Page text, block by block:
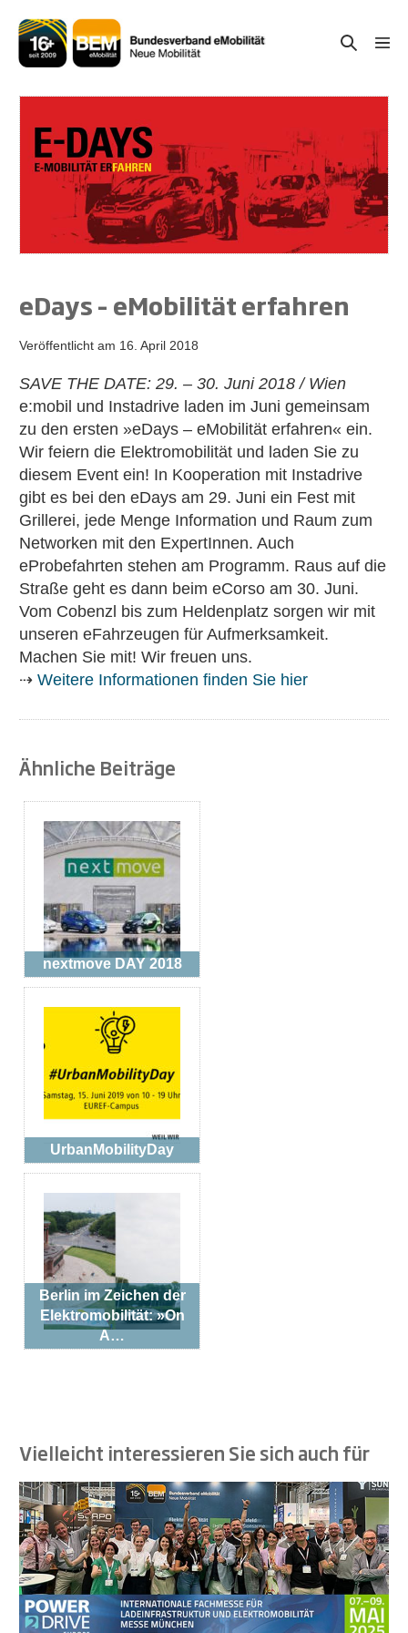
Inhalt
springen
Suche-
eDays – eMobilität erfahren
Veröffentlicht am 16. April 2018
SAVE THE DATE: 29. – 30. Juni 2018 / Wien
e:mobil und Instadrive laden im Juni gemeinsam
zu den ersten »eDays – eMobilität erfahren« ein.
Wir feiern die Elektromobilität und laden Sie zu
diesem Event ein! In Kooperation mit Instadrive
gibt es bei den eDays am 29. Juni ein Fest mit
Grillerei, jede Menge Information und Raum zum
Networken mit den ExpertInnen. Auch
eProbefahrten stehen am Programm. Raus auf die
Straße geht es dann beim eCorso am 30. Juni.
Vom Cobenzl bis zum Heldenplatz sorgen wir mit
unseren eFahrzeugen für Aufmerksamkeit.
Machen Sie mit! Wir freuen uns.
⇢ Weitere Informationen finden Sie hier
Ähnliche Beiträge
nextmove DAY 2018
UrbanMobilityDay
Berlin im Zeichen der
Elektromobilität: »On
A…
Vielleicht interessieren Sie sich auch für